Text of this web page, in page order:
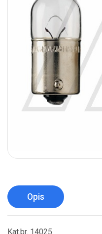
Opis
Kat.br. 14025